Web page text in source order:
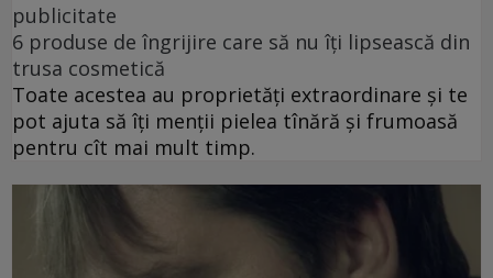
publicitate
6 produse de îngrijire care să nu îți lipsească din
trusa cosmetică
Toate acestea au proprietăți extraordinare și te
pot ajuta să îți menții pielea tînără și frumoasă
pentru cît mai mult timp.